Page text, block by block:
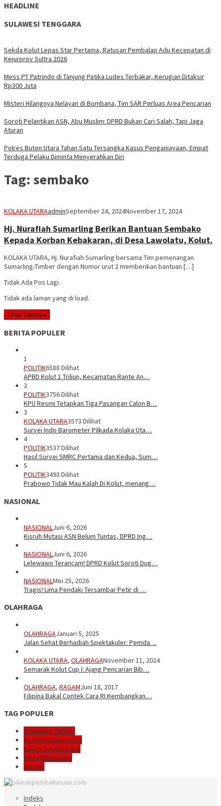
HEADLINE
SULAWESI TENGGARA
Sekda Kolut Lepas Star Pertama, Ratusan Pembalap Adu Kecepatan di
Kejurprov Sultra 2026
Mess PT Patrindo di Tanjung Patika Ludes Terbakar, Kerugian Ditaksir
Rp300 Juta
Misteri Hilangnya Nelayan di Bombana, Tim SAR Perluas Area Pencarian
Soroti Pelantikan ASN, Abu Muslim: DPRD Bukan Cari Salah, Tapi Jaga
Aturan
Polres Buton Utara Tahan Satu Tersangka Kasus Penganiayaan, Empat
Terduga Pelaku Diminta Menyerahkan Diri
Tag: sembako
KOLAKA UTARAadminSeptember 24, 2024November 17, 2024
Hj. Nurafiah Sumarling Berikan Bantuan Sembako
Kepada Korban Kebakaran, di Desa Lawolatu, Kolut.
KOLAKA UTARA, Hj. Nurafiah Sumarling bersama Tim pemenangan
Sumarling-Timber dengan Nomor urut 2 memberikan bantuan […]
Tidak Ada Pos Lagi.
Tidak ada laman yang di load.
Lihat Lainnya
BERITA POPULER
1
POLITIK6588 Dilihat
APBD Kolut 1 Triliun, Kecamatan Rante An…
2
POLITIK3756 Dilihat
KPU Resmi Tetapkan Tiga Pasangan Calon B…
3
KOLAKA UTARA3573 Dilihat
Survei Indo Barometer Pilkada Kolaka Uta…
4
POLITIK3537 Dilihat
Hasil Survei SMRC Pertama dan Kedua, Sum…
5
POLITIK3493 Dilihat
Prabowo Tidak Mau Kalah Di Kolut, menang…
NASIONAL
NASIONALJuni 6, 2026
Kisruh Mutasi ASN Belum Tuntas, DPRD Ing…
NASIONALJuni 6, 2026
Lelewawo Terancam! DPRD Kolut Soroti Dug…
NASIONALMei 25, 2026
Tragis! Lima Pendaki Tersambar Petir di …
OLAHRAGA
OLAHRAGAJanuari 5, 2025
Jalan Sehat Berhadiah Spektakuler: Pemda…
KOLAKA UTARA, OLAHRAGANovember 11, 2024
Semarak Kolut Cup I: Ajang Pencarian Bib…
OLAHRAGA, RAGAMJuni 18, 2017
Filipina Bakal Contek Cara RI Kembangkan…
TAG POPULER
Sumarling-Timber
pemda kolaka utara
polres kolaka utara
kpu kolaka utara
samaki
Indeks